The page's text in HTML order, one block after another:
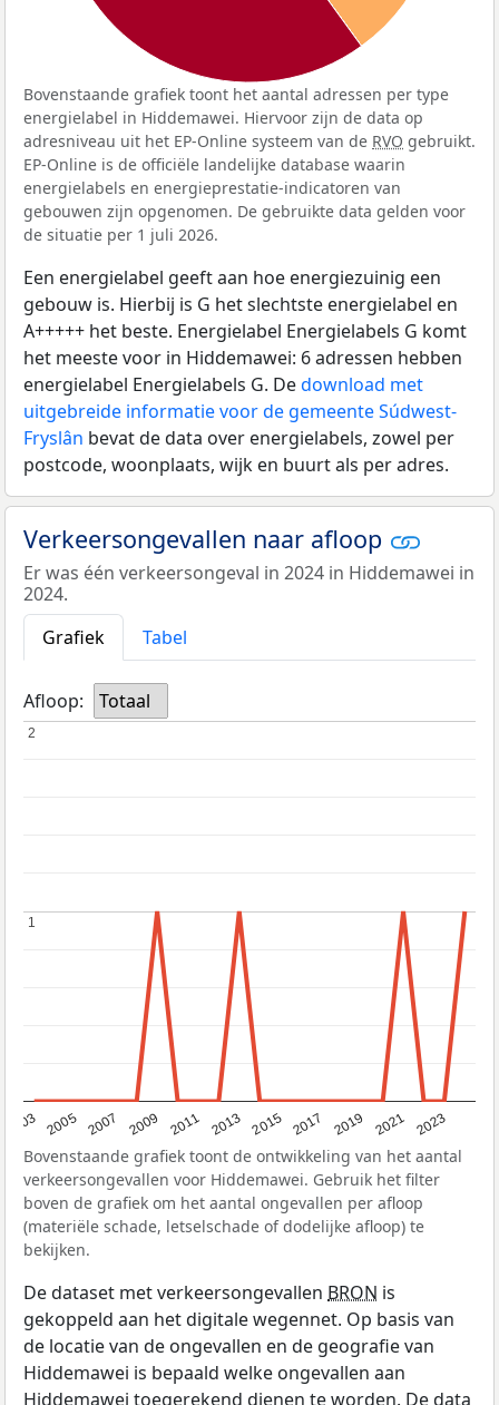
Bovenstaande grafiek toont het aantal adressen per type
energielabel in Hiddemawei. Hiervoor zijn de data op
adresniveau uit het EP-Online systeem van de RVO gebruikt.
EP-Online is de officiële landelijke database waarin
energielabels en energieprestatie-indicatoren van
gebouwen zijn opgenomen. De gebruikte data gelden voor
de situatie per 1 juli 2026.
Een energielabel geeft aan hoe energiezuinig een
gebouw is. Hierbij is G het slechtste energielabel en
A+++++ het beste. Energielabel Energielabels G komt
het meeste voor in Hiddemawei: 6 adressen hebben
energielabel Energielabels G. Dedownload met
uitgebreide informatie voor de gemeente Súdwest-
Fryslân bevat de data over energielabels, zowel per
postcode, woonplaats, wijk en buurt als per adres.
Verkeersongevallen naar afloop
Er was één verkeersongeval in 2024 in Hiddemawei in
2024.
Grafiek
Tabel
Afloop: Totaal
2003 2005 2007 2009 2011 2013 2015 2017 2019 2021 2023
1
1
2
2
Bovenstaande grafiek toont de ontwikkeling van het aantal
verkeersongevallen voor Hiddemawei. Gebruik het filter
boven de grafiek om het aantal ongevallen per afloop
(materiële schade, letselschade of dodelijke afloop) te
bekijken.
De dataset met verkeersongevallen BRON is
gekoppeld aan het digitale wegennet. Op basis van
de locatie van de ongevallen en de geografie van
Hiddemawei is bepaald welke ongevallen aan
Hiddemawei toegerekend dienen te worden. De data